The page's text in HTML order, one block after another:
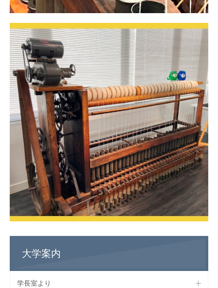
大学案内
学長室より